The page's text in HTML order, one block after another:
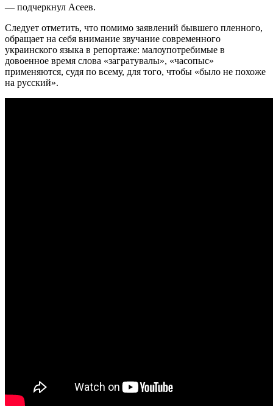
— подчеркнул Асеев.
Следует отметить, что помимо заявлений бывшего пленного,
обращает на себя внимание звучание современного
украинского языка в репортаже: малоупотребимые в
довоенное время слова «загратувалы», «часопыс»
применяются, судя по всему, для того, чтобы «было не похоже
на русский».